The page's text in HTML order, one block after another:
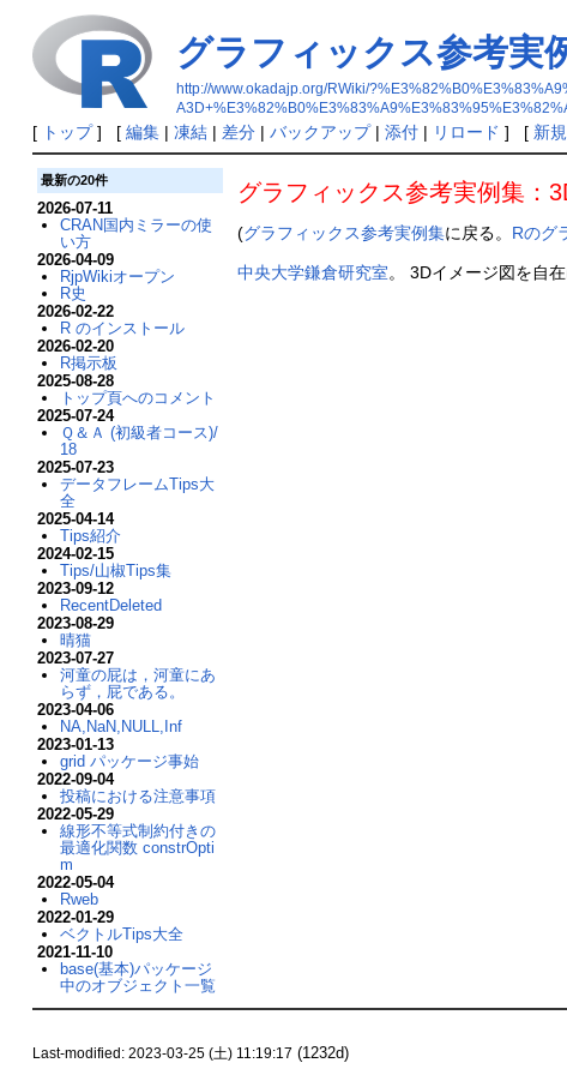
グラフィックス参考実
http://www.okadajp.org/RWiki/
[ トップ] [ 編集| 凍結| 差分| バックアップ| 添付| リロード ] [ 新規
グラフィックス参考実例集：
(グラフィックス参考実例集に戻る。 Rのグ
中央大学鎌倉研究室。 3Dイメージ図を自
最新の20件
2026-07-11
CRAN国内ミラーの使
い方
2026-04-09
RjpWikiオープン
R史
2026-02-22
R のインストール
2026-02-20
R掲示板
2025-08-28
トップ頁へのコメント
2025-07-24
Ｑ＆Ａ (初級者コース)/
18
2025-07-23
データフレームTips大
全
2025-04-14
Tips紹介
2024-02-15
Tips/山椒Tips集
2023-09-12
RecentDeleted
2023-08-29
晴猫
2023-07-27
河童の屁は，河童にあ
らず，屁である。
2023-04-06
NA,NaN,NULL,Inf
2023-01-13
grid パッケージ事始
2022-09-04
投稿における注意事項
2022-05-29
線形不等式制約付きの
最適化関数 constrOpti
m
2022-05-04
Rweb
2022-01-29
ベクトルTips大全
2021-11-10
base(基本)パッケージ
中のオブジェクト一覧
Last-modified: 2023-03-25 (土) 11:19:17 (1232d)